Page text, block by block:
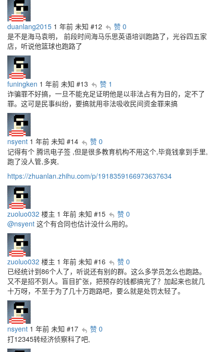
duanlang2015 1 年前 未知 #12
赞 0
是不是海马袁明， 前段时间海马乐思英语培训跑路了，光谷四五家
店，听说他篮球也跑路了
funingken 1 年前 未知 #13
赞 1
诈骗罪不好搞，一旦不能充足证明他是以非法占有为目的，定不了
罪。这可是民事纠纷，要搞就用非法吸收民间资金罪来搞
nsyent 1 年前 未知 #14
赞 0
记得有个 腾讯电子签 ,但是很多教育机构不用这个,毕竟钱拿到手里,
跑了没人管,多爽,
https://zhuanlan.zhihu.com/p/1918359166973637634
zuoluo032 楼主 1 年前 未知 #15
赞 0
@nsyent 这个有合同也估计没什么用的。
zuoluo032 楼主 1 年前 未知 #16
赞 0
已经统计到86个人了，听说还有别的群。这么多学员怎么也跑路。
又不是招不到人。盲目扩张，把预存的钱都搞完了？加起来也就几
十万呀，不至于为了几十万跑路吧，要么就是处罚太轻了。
nsyent 1 年前 未知 #17
赞 0
打12345转经济侦察科了吧,